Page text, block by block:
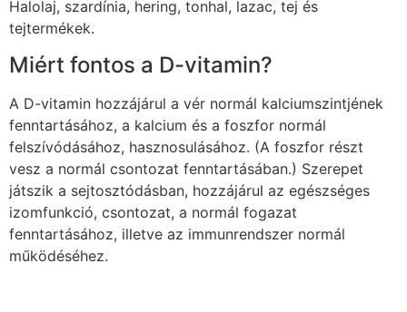
Halolaj, szardínia, hering, tonhal, lazac, tej és
tejtermékek.
Miért fontos a D-vitamin?
A D-vitamin hozzájárul a vér normál kalciumszintjének
fenntartásához, a kalcium és a foszfor normál
felszívódásához, hasznosulásához. (A foszfor részt
vesz a normál csontozat fenntartásában.) Szerepet
játszik a sejtosztódásban, hozzájárul az egészséges
izomfunkció, csontozat, a normál fogazat
fenntartásához, illetve az immunrendszer normál
működéséhez.